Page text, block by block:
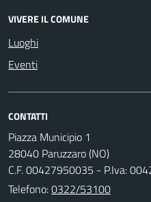
VIVERE IL COMUNE
Luoghi
Eventi
CONTATTI
Piazza Municipio 1
28040 Paruzzaro (NO)
C.F. 00427950035 - P.Iva:
Telefono:0322/53100